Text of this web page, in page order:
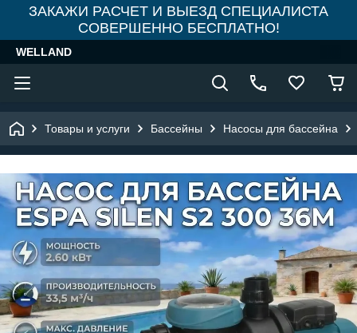
ЗАКАЖИ РАСЧЕТ И ВЫЕЗД СПЕЦИАЛИСТА
СОВЕРШЕННО БЕСПЛАТНО!
WELLAND
Товары и услуги Бассейны Насосы для бассейна